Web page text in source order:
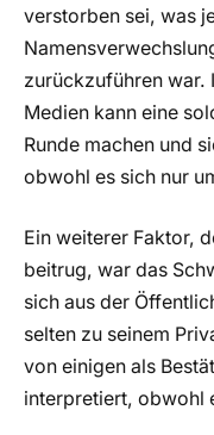
verstorben sei, was
zurückzuführen war.
Medien kann eine
Runde machen und
obwohl es sich nur
Ein weiterer Faktor,
beitrug, war das
sich aus der
selten zu seinem
von einigen als
interpretiert, obwohl